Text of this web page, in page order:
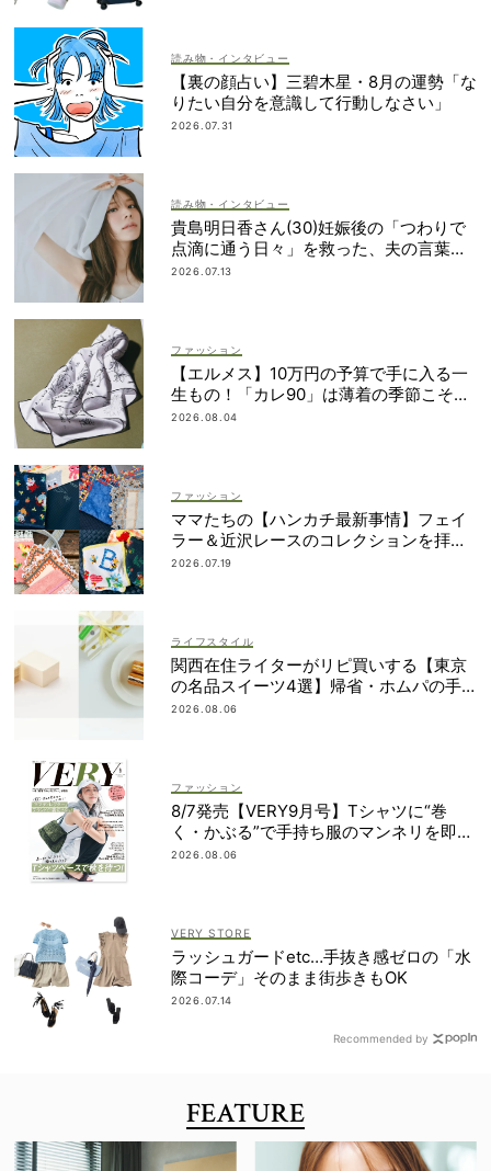
読み物・インタビュー
【裏の顔占い】三碧木星・8月の運勢「な
りたい自分を意識して行動しなさい」
2026.07.31
読み物・インタビュー
貴島明日香さん(30)妊娠後の「つわりで
点滴に通う日々」を救った、夫の言葉と
朝マック
2026.07.13
ファッション
【エルメス】10万円の予算で手に入る一
生もの！「カレ90」は薄着の季節こそ重
宝
2026.08.04
ファッション
ママたちの【ハンカチ最新事情】フェイ
ラー＆近沢レースのコレクションを拝
見！
2026.07.19
ライフスタイル
関西在住ライターがリピ買いする【東京
の名品スイーツ4選】帰省・ホムパの手
土産に
2026.08.06
ファッション
8/7発売【VERY9月号】Tシャツに“巻
く・かぶる”で手持ち服のマンネリを即解
決！
2026.08.06
VERY STORE
ラッシュガードetc…手抜き感ゼロの「水
際コーデ」そのまま街歩きもOK
2026.07.14
Recommended by
FEATURE